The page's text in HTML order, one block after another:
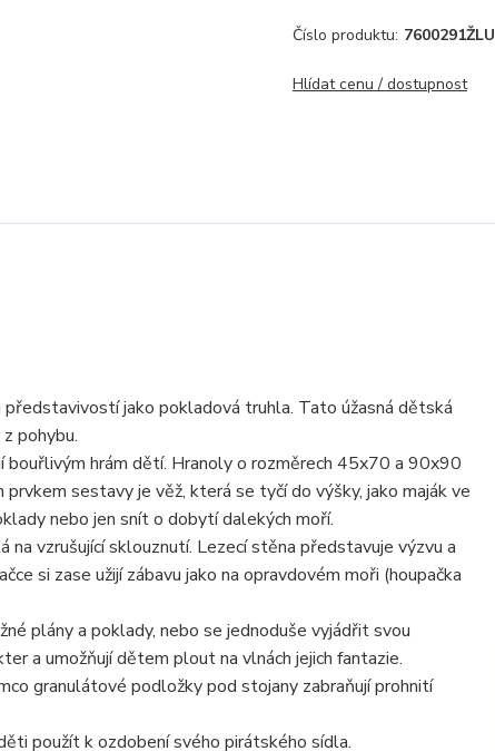
Číslo produktu: 7600291ŽLU
Hlídat cenu / dostupnost
jako pokladová truhla. Tato úžasná dětská
pohybu.
hrám dětí. Hranoly o rozměrech 45x70 a 90x90
sestavy je věž, která se tyčí do výšky, jako maják ve
nebo jen snít o dobytí dalekých moří.
vzrušující sklouznutí. Lezecí stěna představuje výzvu a
si zase užijí zábavu jako na opravdovém moři (houpačka
plány a poklady, nebo se jednoduše vyjádřit svou
a umožňují dětem plout na vlnách jejich fantazie.
granulátové podložky pod stojany zabraňují prohnití
použít k ozdobení svého pirátského sídla.